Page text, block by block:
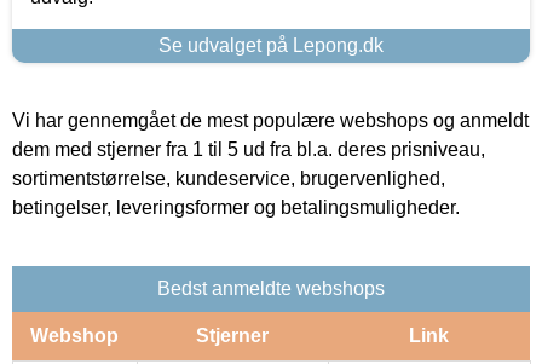
Se udvalget på Lepong.dk
Vi har gennemgået de mest populære webshops og anmeldt
dem med stjerner fra 1 til 5 ud fra bl.a. deres prisniveau,
sortimentstørrelse, kundeservice, brugervenlighed,
betingelser, leveringsformer og betalingsmuligheder.
Bedst anmeldte webshops
Webshop Stjerner Link